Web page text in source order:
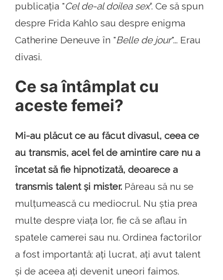
publicația "Cel de-al doilea sex“. Ce să spun
despre Frida Kahlo sau despre enigma
Catherine Deneuve în "Belle de jour"... Erau
divasi.
Ce sa întâmplat cu
aceste femei?
Mi-au plăcut ce au făcut divasul, ceea ce
au transmis, acel fel de amintire care nu a
încetat să fie hipnotizată, deoarece a
transmis talent și mister. Păreau să nu se
mulțumească cu mediocrul. Nu știa prea
multe despre viața lor, fie că se aflau în
spatele camerei sau nu. Ordinea factorilor
a fost importantă: ați lucrat, ați avut talent
și de aceea ați devenit uneori faimos.